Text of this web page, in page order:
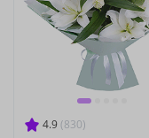
4.9 (830)